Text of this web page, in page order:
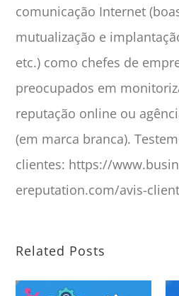
comunicação Internet
mutualização e
etc.) como chefes de
preocupados em
reputação online ou
(em marca branca).
clientes: https://
ereputation.com/avis-
Related Posts